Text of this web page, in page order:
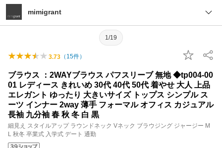
mimigrant
1/19
3.73 （ 15件）
ブラウス ：2WAYブラウス パフスリーブ 無地 ◆tp004-00
01 レディース きれいめ 30代 40代 50代 着やせ 大人 上品
エレガント ゆったり 大きいサイズ トップス シンプル ス
ーツ インナー 2way 薄手 フォーマル オフィス カジュアル
長袖 九分袖 春 秋 冬 白 黒
細見え スタイルアップ ラウンドネック Vネック ブラウジング ジャージー M
L 秋冬 卒業式 入学式 デート 通勤